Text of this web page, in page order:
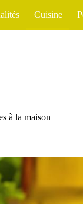
Cuisine
à la maison